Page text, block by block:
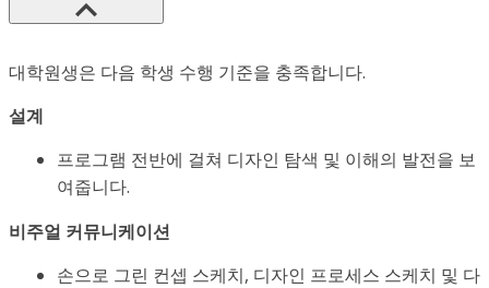
대학원생은 다음 학생 수행 기준을 충족합니다.
설계
프로그램 전반에 걸쳐 디자인 탐색 및 이해의 발전을 보
여줍니다.
비주얼 커뮤니케이션
손으로 그린 컨셉 스케치, 디자인 프로세스 스케치 및 다